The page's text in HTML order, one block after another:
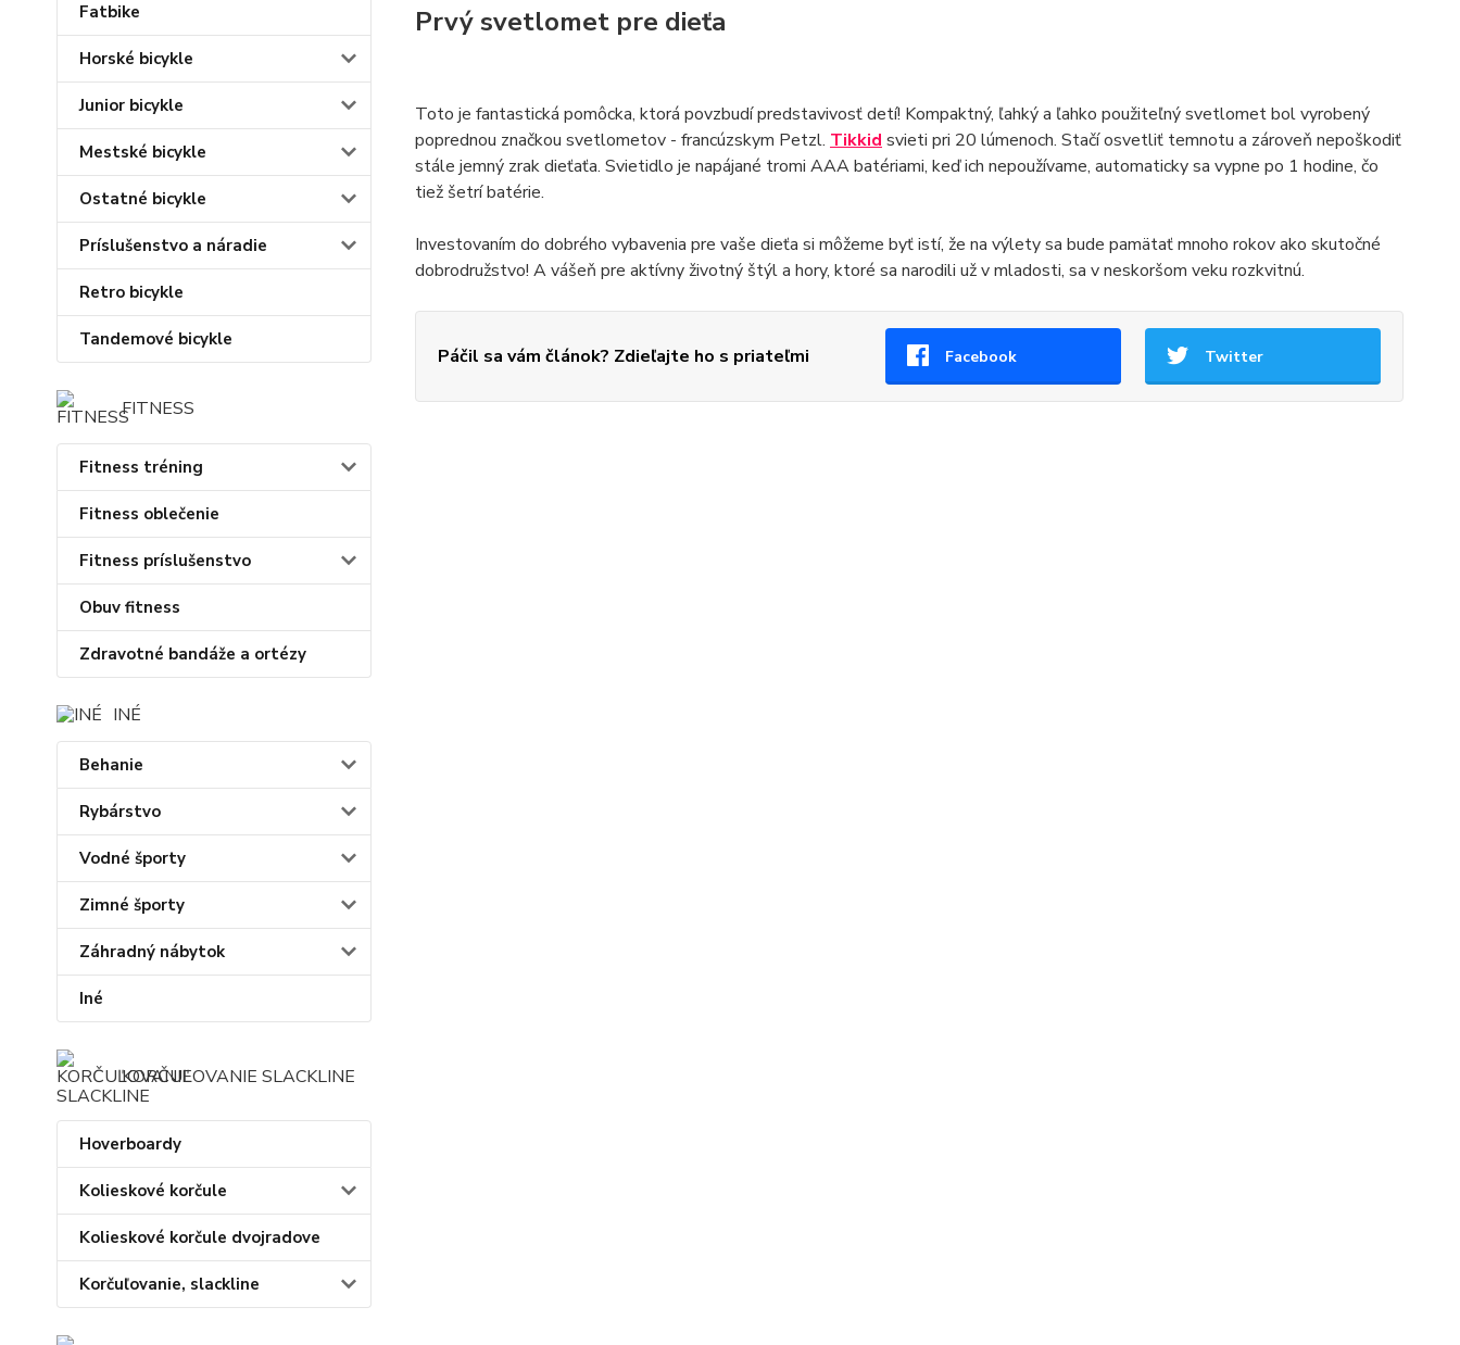
Fatbike
Horské bicykle
Junior bicykle
Mestské bicykle
Ostatné bicykle
Príslušenstvo a náradie
Retro bicykle
Tandemové bicykle
FITNESS
Fitness tréning
Fitness oblečenie
Fitness príslušenstvo
Obuv fitness
Zdravotné bandáže a ortézy
INÉ
Behanie
Rybárstvo
Vodné športy
Zimné športy
Záhradný nábytok
Iné
KORČUĽOVANIE SLACKLINE
Hoverboardy
Kolieskové korčule
Kolieskové korčule dvojradove
Korčuľovanie, slackline
Prvý svetlomet pre dieťa
Toto je fantastická pomôcka, ktorá povzbudí predstavivosť detí! Kompaktný, ľahký a ľahko použiteľný svetlomet bol vyrobený
poprednou značkou svetlometov - francúzskym Petzl. Tikkid svieti pri 20 lúmenoch. Stačí osvetliť temnotu a zároveň nepoškodiť
stále jemný zrak dieťaťa. Svietidlo je napájané tromi AAA batériami, keď ich nepoužívame, automaticky sa vypne po 1 hodine, čo
tiež šetrí batérie.
Investovaním do dobrého vybavenia pre vaše dieťa si môžeme byť istí, že na výlety sa bude pamätať mnoho rokov ako skutočné
dobrodružstvo! A vášeň pre aktívny životný štýl a hory, ktoré sa narodili už v mladosti, sa v neskoršom veku rozkvitnú.
Páčil sa vám článok? Zdieľajte ho s priateľmi Facebook Twitter